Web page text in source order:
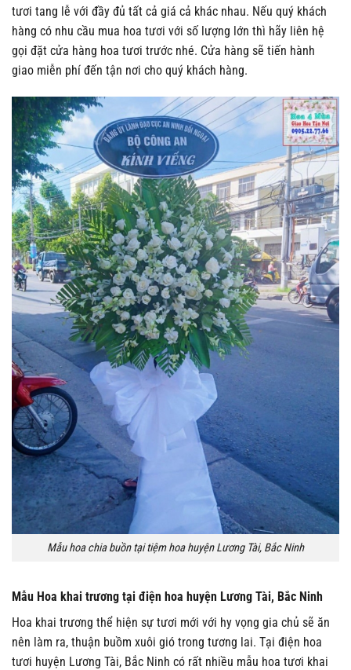
tươi tang lễ với đầy đủ tất cả giá cả khác nhau. Nếu quý khách
hàng có nhu cầu mua hoa tươi với số lượng lớn thì hãy liên hệ
gọi đặt cửa hàng hoa tươi trước nhé. Cửa hàng sẽ tiến hành
giao miễn phí đến tận nơi cho quý khách hàng.
Mẫu hoa chia buồn tại tiệm hoa huyện Lương Tài, Bắc Ninh
Mẫu Hoa khai trương tại điện hoa huyện Lương Tài, Bắc Ninh
Hoa khai trương thể hiện sự tươi mới với hy vọng gia chủ sẽ ăn
nên làm ra, thuận buồm xuôi gió trong tương lai. Tại điện hoa
tươi huyện Lương Tài, Bắc Ninh có rất nhiều mẫu hoa tươi khai